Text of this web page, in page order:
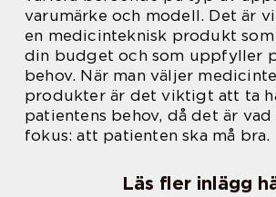
varumärke och modell. Det är
en medicinteknisk produkt
din budget och som uppfyller
behov. När man väljer
produkter är det viktigt att ta
patientens behov, då det är vad
fokus: att patienten ska må bra.
Läs fler inlägg